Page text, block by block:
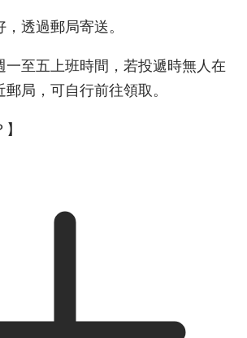
透過郵局寄送。
一至五上班時間，若投遞時無人在
局，可自行前往領取。